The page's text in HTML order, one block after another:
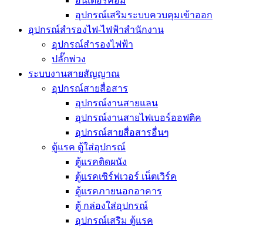
อุปกรณ์เสริมระบบควบคุมเข้าออก
อุปกรณ์สำรองไฟ-ไฟฟ้าสำนักงาน
อุปกรณ์สำรองไฟฟ้า
ปลั๊กพ่วง
ระบบงานสายสัญญาณ
อุปกรณ์สายสื่อสาร
อุปกรณ์งานสายแลน
อุปกรณ์งานสายไฟเบอร์ออฟติค
อุปกรณ์สายสื่อสารอื่นๆ
ตู้แรค ตู้ใส่อุปกรณ์
ตู้แรคติดผนัง
ตู้แรคเซิร์ฟเวอร์ เน็ตเวิร์ค
ตู้แรคภายนอกอาคาร
ตู้ กล่องใส่อุปกรณ์
อุปกรณ์เสริม ตู้แรค